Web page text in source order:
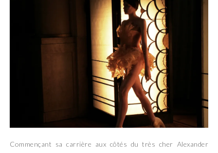
Commençant sa carrière aux côtés du très cher Alexander